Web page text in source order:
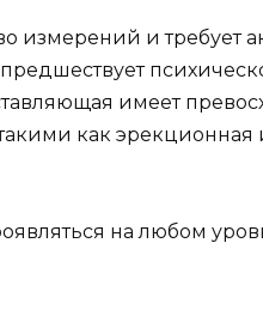
измерений и требует
имеет
как эрекционная
на любом